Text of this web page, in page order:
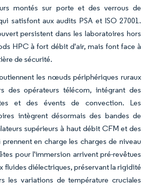
montés sur porte et des verrous de
satisfont aux audits PSA et ISO 27001.
persistent dans les laboratoires hors
HPC à fort débit d'air, mais font face à
de sécurité.
les nœuds périphériques ruraux
des opérateurs télécom, intégrant des
et des évents de convection. Les
intègrent désormais des bandes de
supérieurs à haut débit CFM et des
en charge les charges de niveau
pour l'immersion arrivent pré-revêtues
fluides diélectriques, préservant la rigidité
les variations de température cruciales